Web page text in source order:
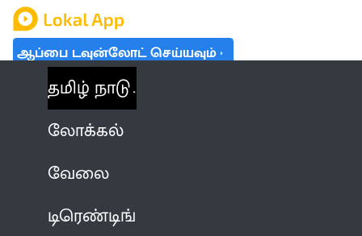
ஆப்பை டவுன்லோட் செய்யவும்
தமிழ் நாடு
லோக்கல்
வேலை
டிரெண்டிங்